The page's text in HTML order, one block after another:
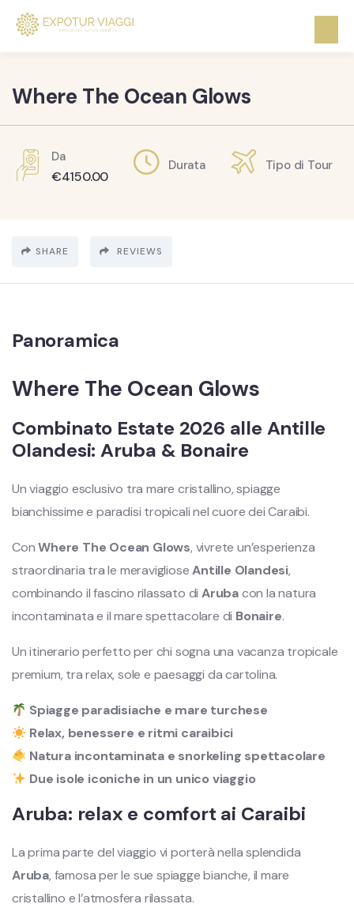
Where The Ocean Glows
Da
€4150.00
Durata Tipo di Tour
SHARE REVIEWS
Panoramica
Where The Ocean Glows
Combinato Estate 2026 alle Antille
Olandesi: Aruba & Bonaire
Un viaggio esclusivo tra mare cristallino, spiagge
bianchissime e paradisi tropicali nel cuore dei Caraibi.
ConWhere The Ocean Glows, vivrete un’esperienza
straordinaria tra le meraviglioseAntille Olandesi,
combinando il fascino rilassato diArubacon la natura
incontaminata e il mare spettacolare di Bonaire.
Un itinerario perfetto per chi sogna una vacanza tropicale
premium, tra relax, sole e paesaggi da cartolina.
Spiagge paradisiache e mare turchese
Relax, benessere e ritmi caraibici
Natura incontaminata e snorkeling spettacolare
Due isole iconiche in un unico viaggio
Aruba: relax e comfort ai Caraibi
La prima parte del viaggio vi porterà nella splendida
Aruba, famosa per le sue spiagge bianche, il mare
cristallino e l’atmosfera rilassata.